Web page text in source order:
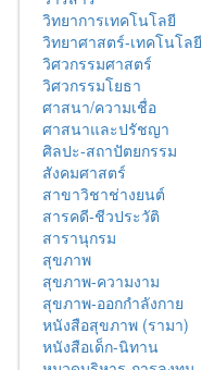
วิทยาการเทคโนโลยี
วิทยาศาสตร์-เทคโนโลยี
วิศวกรรมศาสตร์
วิศวกรรมโยธา
ศาสนา/ความเชื่อ
ศาสนาและปรัชญา
ศิลปะ-สถาปัตยกรรม
สังคมศาสตร์
สาขาวิชาช่างยนต์
สารคดี-ชีวประวัติ
สารานุกรม
สุขภาพ
สุขภาพ-ความงาม
สุขภาพ-ออกกำลังกาย
หนังสือสุขภาพ (รามา)
หนังสือเด็ก-นิทาน